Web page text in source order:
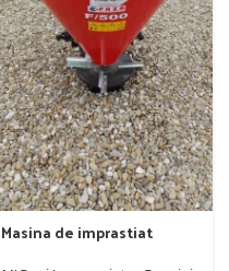
Masina de imprastiat